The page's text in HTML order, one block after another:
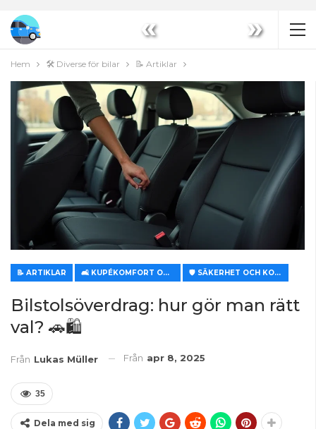
« »
Hem 🛠️ Diverse för bilar 📝 Artiklar
📝 ARTIKLAR 🛋️ KUPÉKOMFORT OCH KLIMATKONTROLL 🛡️ SÄKERHET OCH KOMFORT
Bilstolsöverdrag: hur gör man rätt
val? 🚗🛍️
Från Lukas Müller Från apr 8, 2025
35
Dela med sig